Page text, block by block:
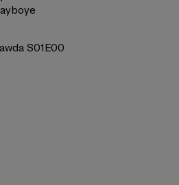
S01E00